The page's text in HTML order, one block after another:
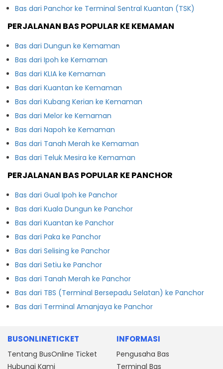
Bas dari Panchor ke Terminal Sentral Kuantan (TSK)
PERJALANAN BAS POPULAR KE KEMAMAN
Bas dari Dungun ke Kemaman
Bas dari Ipoh ke Kemaman
Bas dari KLIA ke Kemaman
Bas dari Kuantan ke Kemaman
Bas dari Kubang Kerian ke Kemaman
Bas dari Melor ke Kemaman
Bas dari Napoh ke Kemaman
Bas dari Tanah Merah ke Kemaman
Bas dari Teluk Mesira ke Kemaman
PERJALANAN BAS POPULAR KE PANCHOR
Bas dari Gual Ipoh ke Panchor
Bas dari Kuala Dungun ke Panchor
Bas dari Kuantan ke Panchor
Bas dari Paka ke Panchor
Bas dari Selising ke Panchor
Bas dari Setiu ke Panchor
Bas dari Tanah Merah ke Panchor
Bas dari TBS (Terminal Bersepadu Selatan) ke Panchor
Bas dari Terminal Amanjaya ke Panchor
BUSONLINETICKET
Tentang BusOnline Ticket
Hubungi Kami
INFORMASI
Pengusaha Bas
Terminal Bas